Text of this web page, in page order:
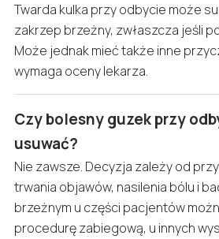
Twarda kulka przy odbycie może
zakrzep brzeżny, zwłaszcza jeśli
Może jednak mieć także inne
wymaga oceny lekarza.
Czy bolesny guzek przy
usuwać?
Nie zawsze. Decyzja zależy od
trwania objawów, nasilenia bólu i
brzeżnym u części pacjentów
procedurę zabiegową, u innych